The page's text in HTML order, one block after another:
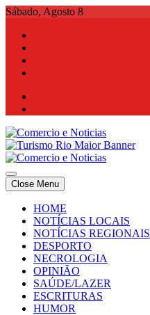
Skip
content
Sábado, Agosto 8
Comercio e Noticias
Notícias e Publicidade Online
Comercio e Noticias
Notícias e Publicidade Online
Close Menu
HOME
NOTÍCIAS LOCAIS
NOTÍCIAS REGIONAIS
DESPORTO
NECROLOGIA
OPINIÃO
SAÚDE/LAZER
ESCRITURAS
HUMOR